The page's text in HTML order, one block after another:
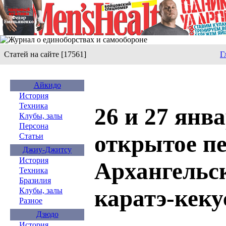
Статей на сайте [17561]
Айкидо
История
Техника
Клубы, залы
Персона
Статьи
Джиу-Джитсу
История
Техника
Бразилия
Клубы, залы
Разное
Дзюдо
26 и 27
открытое
каратэ-